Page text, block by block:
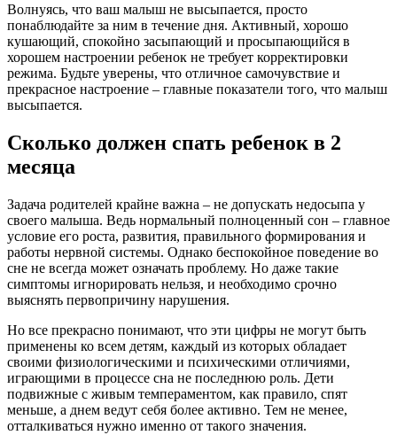
Волнуясь, что ваш малыш не высыпается, просто
понаблюдайте за ним в течение дня. Активный, хорошо
кушающий, спокойно засыпающий и просыпающийся в
хорошем настроении ребенок не требует корректировки
режима. Будьте уверены, что отличное самочувствие и
прекрасное настроение – главные показатели того, что малыш
высыпается.
Сколько должен спать ребенок в 2
месяца
Задача родителей крайне важна – не допускать недосыпа у
своего малыша. Ведь нормальный полноценный сон – главное
условие его роста, развития, правильного формирования и
работы нервной системы. Однако беспокойное поведение во
сне не всегда может означать проблему. Но даже такие
симптомы игнорировать нельзя, и необходимо срочно
выяснять первопричину нарушения.
Но все прекрасно понимают, что эти цифры не могут быть
применены ко всем детям, каждый из которых обладает
своими физиологическими и психическими отличиями,
играющими в процессе сна не последнюю роль. Дети
подвижные с живым темпераментом, как правило, спят
меньше, а днем ведут себя более активно. Тем не менее,
отталкиваться нужно именно от такого значения.